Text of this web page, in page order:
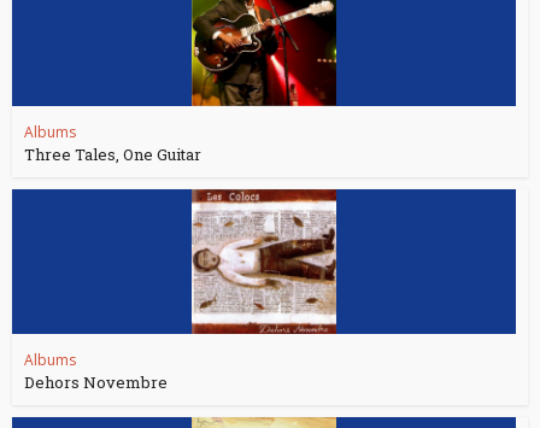
Albums
Three Tales, One Guitar
Albums
Dehors Novembre